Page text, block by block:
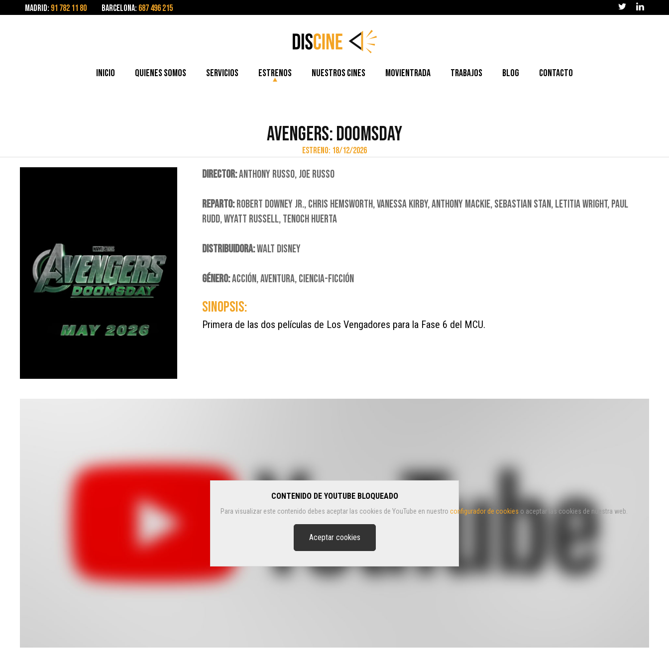
Madrid: 91 782 11 80 Barcelona: 687 496 215
Inicio Quienes somos Servicios Estrenos Nuestros cines Movientrada Trabajos Blog Contacto
AVENGERS: DOOMSDAY
ESTRENO: 18/12/2026
DIRECTOR:ANTHONY RUSSO, JOE RUSSO
REPARTO:ROBERT DOWNEY JR., CHRIS HEMSWORTH, VANESSA KIRBY, ANTHONY MACKIE, SEBASTIAN STAN, LETITIA WRIGHT, PAUL
RUDD, WYATT RUSSELL, TENOCH HUERTA
DISTRIBUIDORA:WALT DISNEY
GÉNERO:ACCIÓN, AVENTURA, CIENCIA-FICCIÓN
SINOPSIS:
Primera de las dos películas de Los Vengadores para la Fase 6 del MCU.
CONTENIDO DE YOUTUBE BLOQUEADO
Para visualizar este contenido debes aceptar las cookies de YouTube en nuestro configurador de cookies o aceptar las cookies de nuestra web.
Aceptar cookies